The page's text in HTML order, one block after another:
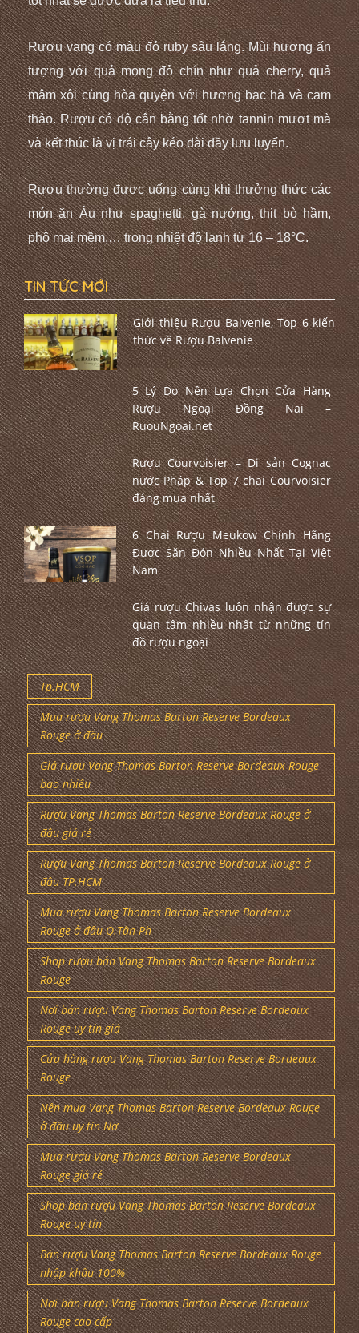
Rượu vang có màu đỏ ruby sâu lắng. Mùi hương ấn
tượng với quả mọng đỏ chín như quả cherry, quả
mâm xôi cùng hòa quyện với hương bạc hà và cam
thảo. Rượu có độ cân bằng tốt nhờ tannin mượt mà
và kết thúc là vị trái cây kéo dài đầy lưu luyến.
Rượu thường được uống cùng khi thưởng thức các
món ăn Âu như spaghetti, gà nướng, thịt bò hầm,
phô mai mềm,… trong nhiệt độ lạnh từ 16 – 18°C.
TIN TỨC MỚI
Giới thiệu Rượu Balvenie, Top 6 kiến
thức về Rượu Balvenie
5 Lý Do Nên Lựa Chọn Cửa Hàng
Rượu Ngoại Đồng Nai –
RuouNgoai.net
Rượu Courvoisier – Di sản Cognac
nước Pháp & Top 7 chai Courvoisier
đáng mua nhất
6 Chai Rượu Meukow Chính Hãng
Được Săn Đón Nhiều Nhất Tại Việt
Nam
Giá rượu Chivas luôn nhận được sự
quan tâm nhiều nhất từ những tín
đồ rượu ngoại
Tp.HCM
Mua rượu Vang Thomas Barton Reserve Bordeaux
Rouge ở đâu
Giá rượu Vang Thomas Barton Reserve Bordeaux Rouge
bao nhiêu
Rượu Vang Thomas Barton Reserve Bordeaux Rouge ở
đâu giá rẻ
Rượu Vang Thomas Barton Reserve Bordeaux Rouge ở
đâu TP.HCM
Mua rượu Vang Thomas Barton Reserve Bordeaux
Rouge ở đâu Q.Tân Ph
Shop rượu bán Vang Thomas Barton Reserve Bordeaux
Rouge
Nơi bán rượu Vang Thomas Barton Reserve Bordeaux
Rouge uy tín giá
Cửa hàng rượu Vang Thomas Barton Reserve Bordeaux
Rouge
Nên mua Vang Thomas Barton Reserve Bordeaux Rouge
ở đâu uy tín Nơ
Mua rượu Vang Thomas Barton Reserve Bordeaux
Rouge giá rẻ
Shop bán rượu Vang Thomas Barton Reserve Bordeaux
Rouge uy tín
Bán rượu Vang Thomas Barton Reserve Bordeaux Rouge
nhập khẩu 100%
Nơi bán rượu Vang Thomas Barton Reserve Bordeaux
Rouge cao cấp